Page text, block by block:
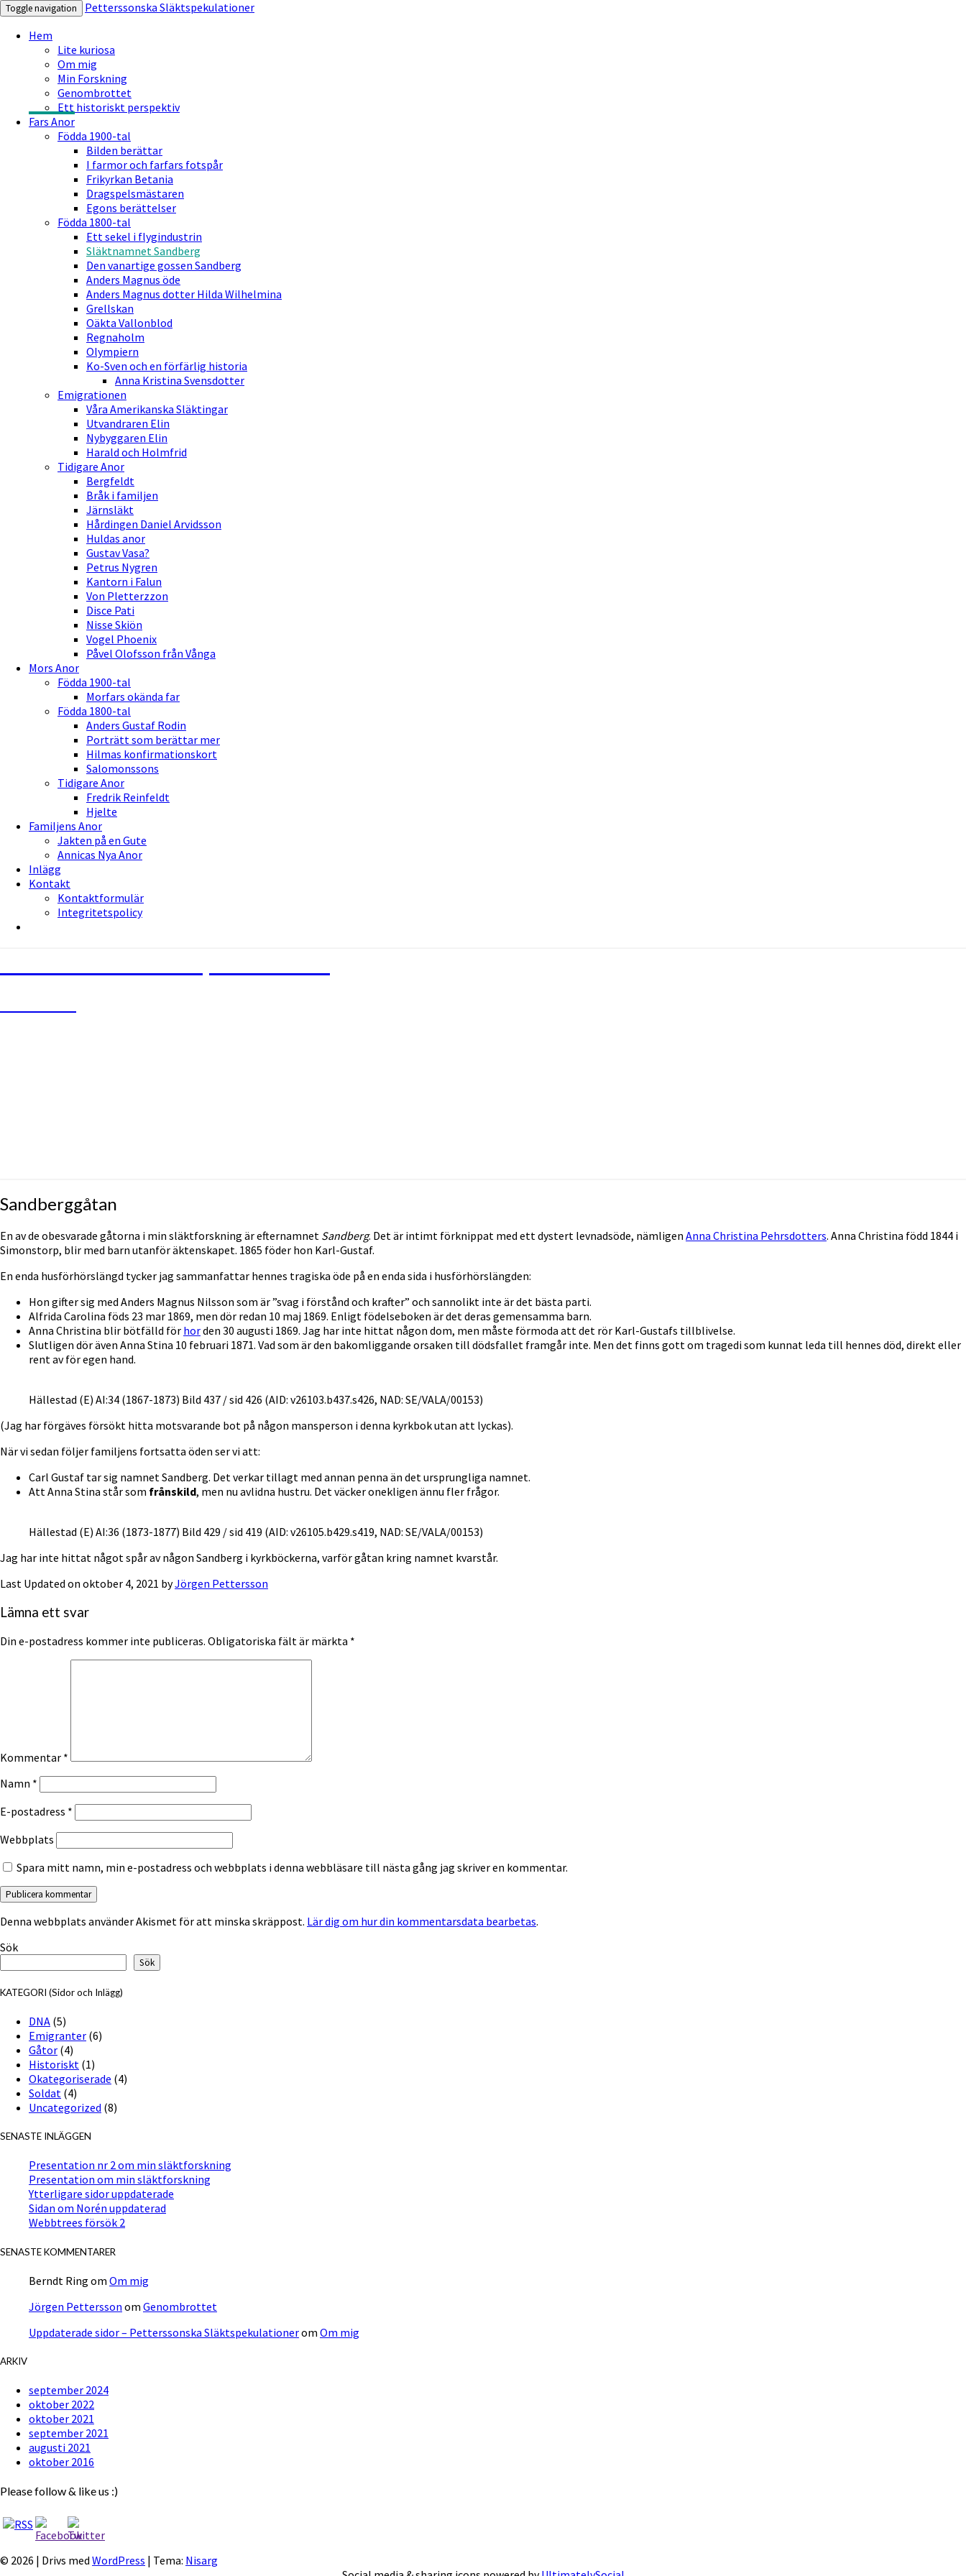
Toggle navigation
Petterssonska Släktspekulationer
Hem
Lite kuriosa
Om mig
Min Forskning
Genombrottet
Ett historiskt perspektiv
Fars Anor
Födda 1900-tal
Bilden berättar
I farmor och farfars fotspår
Frikyrkan Betania
Dragspelsmästaren
Egons berättelser
Födda 1800-tal
Ett sekel i flygindustrin
Släktnamnet Sandberg
Den vanartige gossen Sandberg
Anders Magnus öde
Anders Magnus dotter Hilda Wilhelmina
Grellskan
Oäkta Vallonblod
Regnaholm
Olympiern
Ko-Sven och en förfärlig historia
Anna Kristina Svensdotter
Emigrationen
Våra Amerikanska Släktingar
Utvandraren Elin
Nybyggaren Elin
Harald och Holmfrid
Tidigare Anor
Bergfeldt
Bråk i familjen
Järnsläkt
Hårdingen Daniel Arvidsson
Huldas anor
Gustav Vasa?
Petrus Nygren
Kantorn i Falun
Von Pletterzzon
Disce Pati
Nisse Skiön
Vogel Phoenix
Påvel Olofsson från Vånga
Mors Anor
Födda 1900-tal
Morfars okända far
Födda 1800-tal
Anders Gustaf Rodin
Porträtt som berättar mer
Hilmas konfirmationskort
Salomonssons
Tidigare Anor
Fredrik Reinfeldt
Hjelte
Familjens Anor
Jakten på en Gute
Annicas Nya Anor
Inlägg
Kontakt
Kontaktformulär
Integritetspolicy
Sandberggåtan
Sandberggåtan
En av de obesvarade gåtorna i min släktforskning är efternamnet Sandberg. Det är intimt förknippat med ett dystert levnadsöde, nämligen Anna Christina Pehrsdotters. Anna Christina född 1844 i
Simonstorp, blir med barn utanför äktenskapet. 1865 föder hon Karl-Gustaf.
En enda husförhörslängd tycker jag sammanfattar hennes tragiska öde på en enda sida i husförhörslängden:
Hon gifter sig med Anders Magnus Nilsson som är ”svag i förstånd och krafter” och sannolikt inte är det bästa parti.
Alfrida Carolina föds 23 mar 1869, men dör redan 10 maj 1869. Enligt födelseboken är det deras gemensamma barn.
Anna Christina blir bötfälld för horden 30 augusti 1869. Jag har inte hittat någon dom, men måste förmoda att det rör Karl-Gustafs tillblivelse.
Slutligen dör även Anna Stina 10 februari 1871. Vad som är den bakomliggande orsaken till dödsfallet framgår inte. Men det finns gott om tragedi som kunnat leda till hennes död, direkt eller
rent av för egen hand.
Hällestad (E) AI:34 (1867-1873) Bild 437 / sid 426 (AID: v26103.b437.s426, NAD: SE/VALA/00153)
(Jag har förgäves försökt hitta motsvarande bot på någon mansperson i denna kyrkbok utan att lyckas).
När vi sedan följer familjens fortsatta öden ser vi att:
Carl Gustaf tar sig namnet Sandberg. Det verkar tillagt med annan penna än det ursprungliga namnet.
Att Anna Stina står som frånskild, men nu avlidna hustru. Det väcker onekligen ännu fler frågor.
Hällestad (E) AI:36 (1873-1877) Bild 429 / sid 419 (AID: v26105.b429.s419, NAD: SE/VALA/00153)
Jag har inte hittat något spår av någon Sandberg i kyrkböckerna, varför gåtan kring namnet kvarstår.
Last Updated on oktober 4, 2021 byJörgen Pettersson
Lämna ett svar
Din e-postadress kommer inte publiceras. Obligatoriska fält är märkta *
Kommentar *
Namn *
E-postadress *
Webbplats
Spara mitt namn, min e-postadress och webbplats i denna webbläsare till nästa gång jag skriver en kommentar.
Denna webbplats använder Akismet för att minska skräppost. Lär dig om hur din kommentarsdata bearbetas.
Sök
Sök
KATEGORI (Sidor och Inlägg)
DNA (5)
Emigranter (6)
Gåtor (4)
Historiskt (1)
Okategoriserade (4)
Soldat (4)
Uncategorized (8)
SENASTE INLÄGGEN
Presentation nr 2 om min släktforskning
Presentation om min släktforskning
Ytterligare sidor uppdaterade
Sidan om Norén uppdaterad
Webbtrees försök 2
SENASTE KOMMENTARER
Berndt Ring om Om mig
Jörgen Pettersson om Genombrottet
Uppdaterade sidor – Petterssonska Släktspekulationerom Om mig
ARKIV
september 2024
oktober 2022
oktober 2021
september 2021
augusti 2021
oktober 2016
Please follow & like us :)
© 2026 | Drivs med WordPress | Tema: Nisarg